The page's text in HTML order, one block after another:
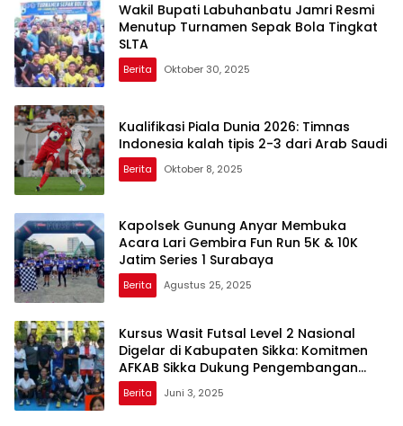
Wakil Bupati Labuhanbatu Jamri Resmi
Menutup Turnamen Sepak Bola Tingkat
SLTA
Berita Oktober 30, 2025
Kualifikasi Piala Dunia 2026: Timnas
Indonesia kalah tipis 2-3 dari Arab Saudi
Berita Oktober 8, 2025
Kapolsek Gunung Anyar Membuka
Acara Lari Gembira Fun Run 5K & 10K
Jatim Series 1 Surabaya
Berita Agustus 25, 2025
Kursus Wasit Futsal Level 2 Nasional
Digelar di Kabupaten Sikka: Komitmen
AFKAB Sikka Dukung Pengembangan
Kualitas Wasit Futsal
Berita Juni 3, 2025